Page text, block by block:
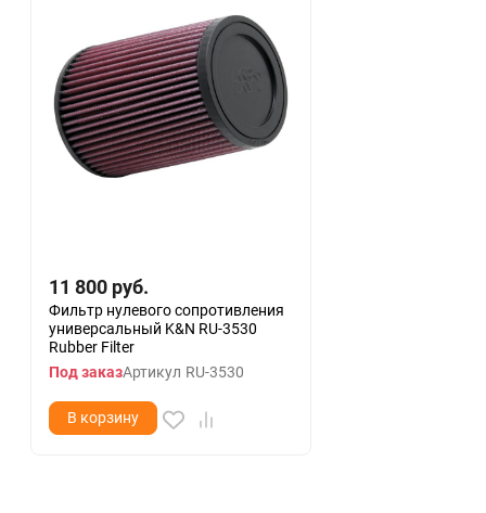
11 800 руб.
Фильтр нулевого сопротивления
универсальный K&N RU-3530
Rubber Filter
Под заказАртикул RU-3530
В корзину